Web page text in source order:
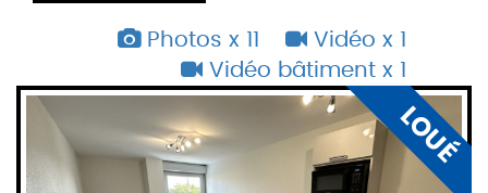
Photos x 11
Vidéo x 1
Vidéo bâtiment x 1
LOUÉ